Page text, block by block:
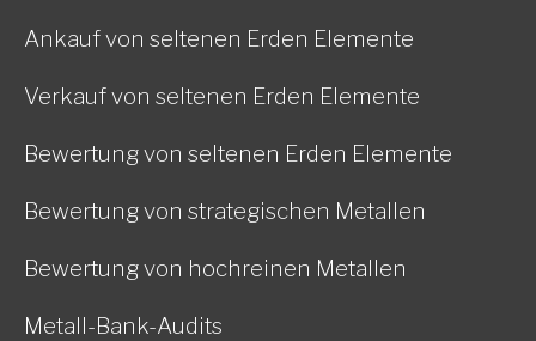
Ankauf von seltenen Erden Elemente
Verkauf von seltenen Erden Elemente
Bewertung von seltenen Erden Elemente
Bewertung von strategischen Metallen
Bewertung von hochreinen Metallen
Metall-Bank-Audits